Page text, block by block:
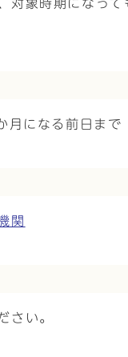
対象時期になっ
になる前日まで
関
さい。